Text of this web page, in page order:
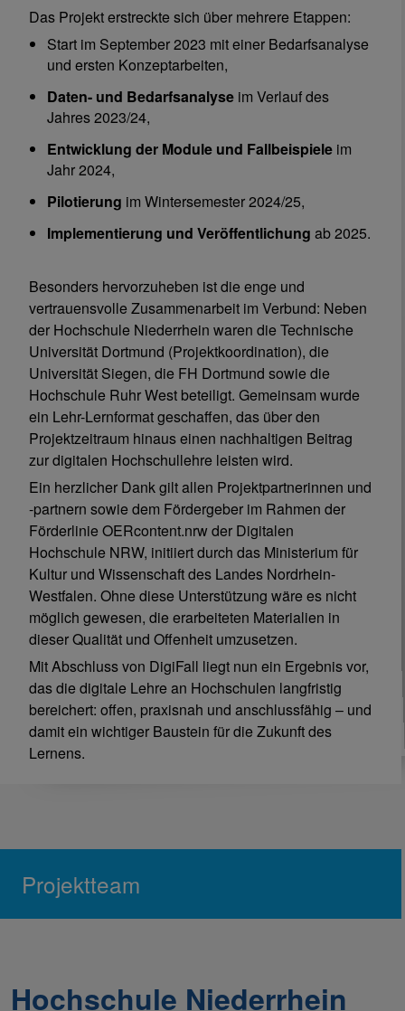
Das Projekt erstreckte sich über mehrere Etappen:
Start im September 2023 mit einer Bedarfsanalyse
und ersten Konzeptarbeiten,
Daten- und Bedarfsanalyse im Verlauf des
Jahres 2023/24,
Entwicklung der Module und Fallbeispiele im
Jahr 2024,
Pilotierung im Wintersemester 2024/25,
Implementierung und Veröffentlichung ab 2025.
Besonders hervorzuheben ist die enge und
vertrauensvolle Zusammenarbeit im Verbund: Neben
der Hochschule Niederrhein waren die Technische
Universität Dortmund (Projektkoordination), die
Universität Siegen, die FH Dortmund sowie die
Hochschule Ruhr West beteiligt. Gemeinsam wurde
ein Lehr-Lernformat geschaffen, das über den
Projektzeitraum hinaus einen nachhaltigen Beitrag
zur digitalen Hochschullehre leisten wird.
Ein herzlicher Dank gilt allen Projektpartnerinnen und
-partnern sowie dem Fördergeber im Rahmen der
Förderlinie OERcontent.nrw der Digitalen
Hochschule NRW, initiiert durch das Ministerium für
Kultur und Wissenschaft des Landes Nordrhein-
Westfalen. Ohne diese Unterstützung wäre es nicht
möglich gewesen, die erarbeiteten Materialien in
dieser Qualität und Offenheit umzusetzen.
Mit Abschluss von DigiFall liegt nun ein Ergebnis vor,
das die digitale Lehre an Hochschulen langfristig
bereichert: offen, praxisnah und anschlussfähig – und
damit ein wichtiger Baustein für die Zukunft des
Lernens.
Projektteam
Hochschule Niederrhein